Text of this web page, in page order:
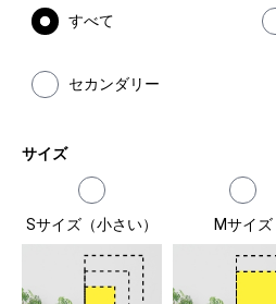
すべて
セカンダリー
サイズ
Sサイズ（小さい） Mサイズ